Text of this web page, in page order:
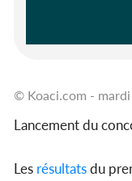
© Koaci.com -
Lancement du
Les résultatsdu